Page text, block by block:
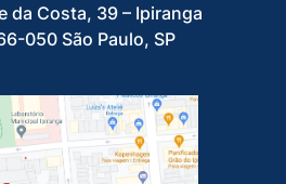
da Costa, 39 – Ipiranga
050 São Paulo, SP